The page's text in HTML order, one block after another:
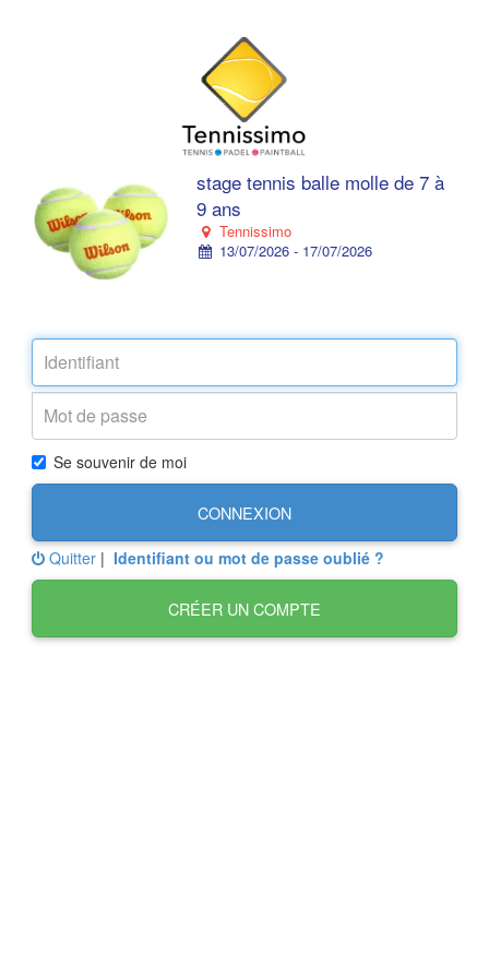
stage tennis balle molle de 7 à
9 ans
Tennissimo
13/07/2026 - 17/07/2026
Se souvenir de moi
CONNEXION
Quitter | Identifiant ou mot de passe oublié ?
CRÉER UN COMPTE